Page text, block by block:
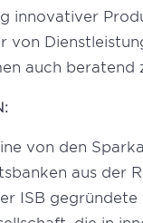
innovativer
von
auch beratend
von den
aus der
ISB gegründete